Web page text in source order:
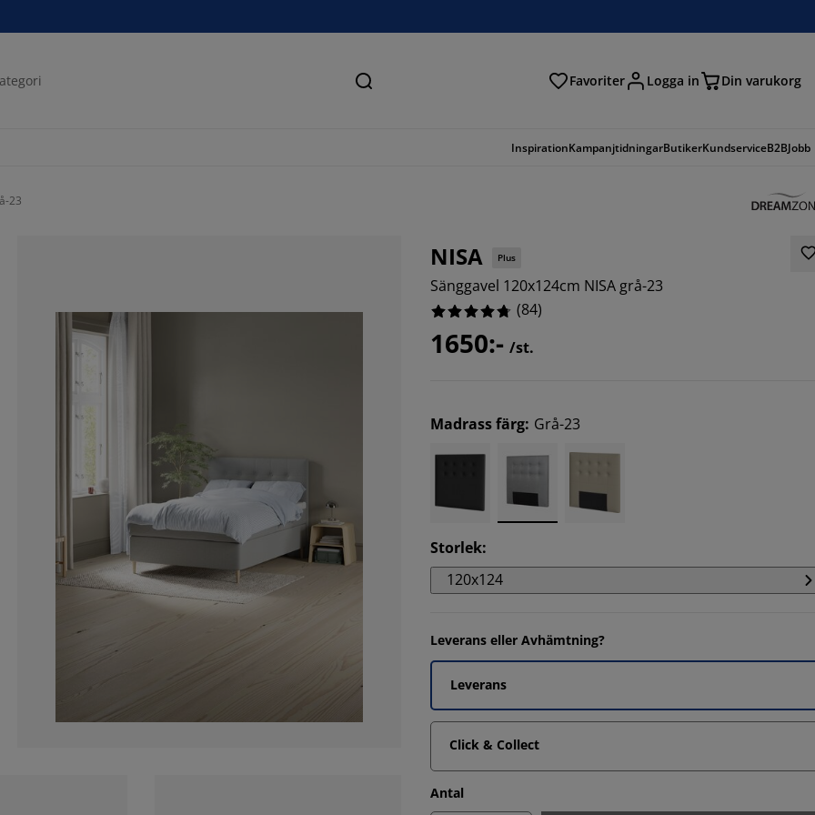
Sök Favoriter Logga in Din varukorg
InspirationKampanjtidningarButikerKundserviceB2BJobb
23
NISA Plus
Sänggavel 120x124cm NISA grå-23
(84)
1650:- /st.
Madrass färg: Grå-23
Storlek:
120x124
Leverans eller Avhämtning?
Leverans
Click & Collect
Antal
2.380952380952381%